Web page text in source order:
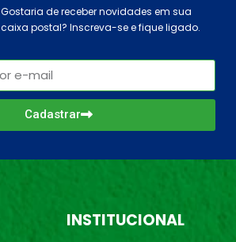
Gostaria de receber novidades em sua
caixa postal? Inscreva-se e fique ligado.
Cadastrar
INSTITUCIONAL